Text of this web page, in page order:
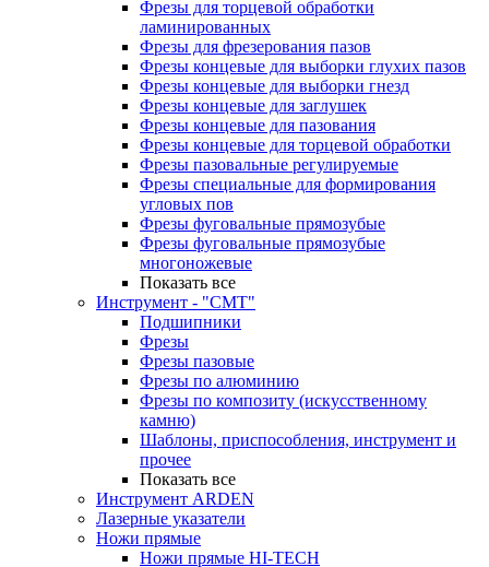
Фрезы для торцевой обработки
ламинированных
Фрезы для фрезерования пазов
Фрезы концевые для выборки глухих пазов
Фрезы концевые для выборки гнезд
Фрезы концевые для заглушек
Фрезы концевые для пазования
Фрезы концевые для торцевой обработки
Фрезы пазовальные регулируемые
Фрезы специальные для формирования
угловых пов
Фрезы фуговальные прямозубые
Фрезы фуговальные прямозубые
многоножевые
Показать все
Инструмент - "СМТ"
Подшипники
Фрезы
Фрезы пазовые
Фрезы по алюминию
Фрезы по композиту (искусственному
камню)
Шаблоны, приспособления, инструмент и
прочее
Показать все
Инструмент ARDEN
Лазерные указатели
Ножи прямые
Ножи прямые HI-TECH